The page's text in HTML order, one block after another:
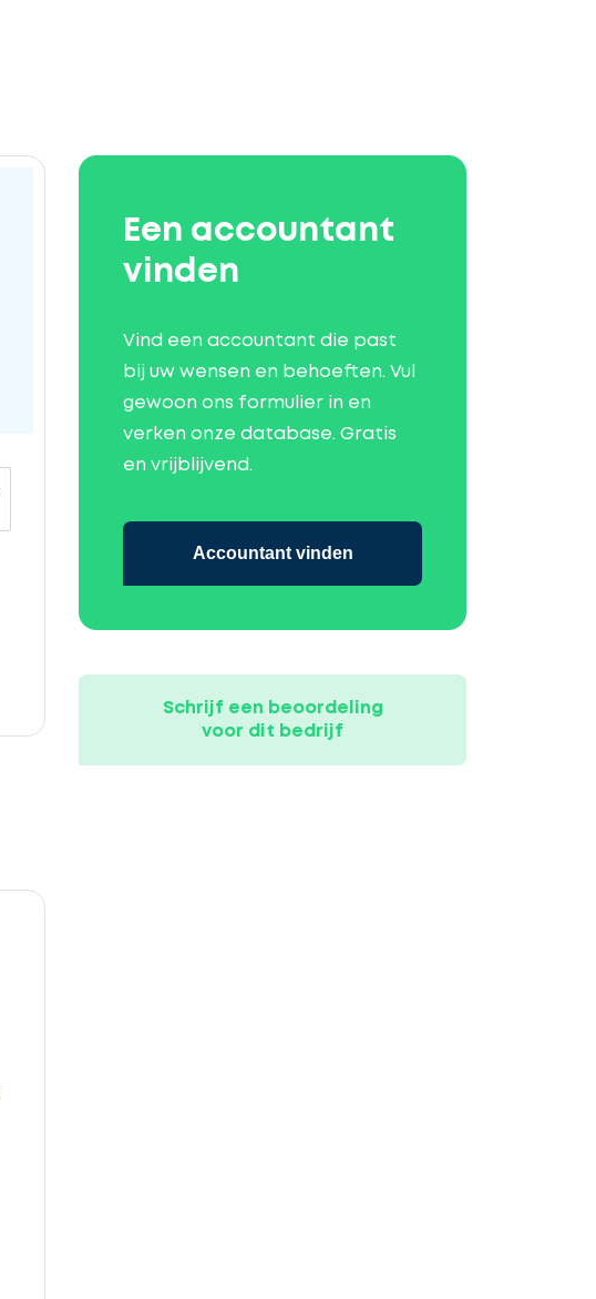
Een accountant
vinden
Vind een accountant die past
bij uw wensen en behoeften. Vul
gewoon ons formulier in en
verken onze database. Gratis
en vrijblijvend.
Accountant vinden
Schrijf een beoordeling
voor dit bedrijf